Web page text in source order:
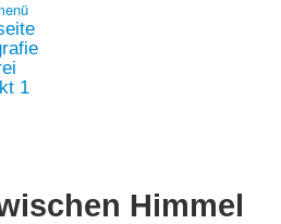
1
Himmel